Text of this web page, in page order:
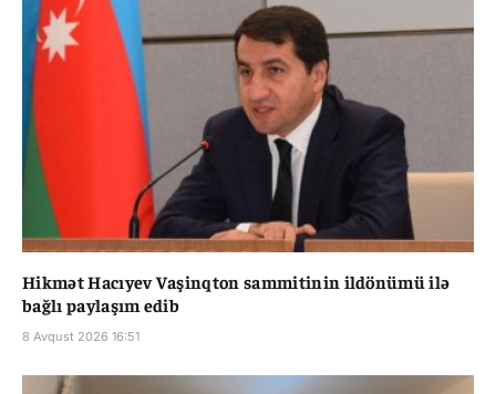
Hikmət Hacıyev Vaşinqton sammitinin ildönümü ilə
bağlı paylaşım edib
8 Avqust 2026 16:51